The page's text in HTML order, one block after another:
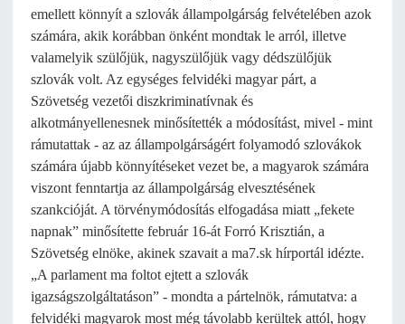
emellett könnyít a szlovák állampolgárság felvételében azok
számára, akik korábban önként mondtak le arról, illetve
valamelyik szülőjük, nagyszülőjük vagy dédszülőjük
szlovák volt. Az egységes felvidéki magyar párt, a
Szövetség vezetői diszkriminatívnak és
alkotmányellenesnek minősítették a módosítást, mivel - mint
rámutattak - az az állampolgárságért folyamodó szlovákok
számára újabb könnyítéseket vezet be, a magyarok számára
viszont fenntartja az állampolgárság elvesztésének
szankcióját. A törvénymódosítás elfogadása miatt „fekete
napnak” minősítette február 16-át Forró Krisztián, a
Szövetség elnöke, akinek szavait a ma7.sk hírportál idézte.
„A parlament ma foltot ejtett a szlovák
igazságszolgáltatáson” - mondta a pártelnök, rámutatva: a
felvidéki magyarok most még távolabb kerültek attól, hogy